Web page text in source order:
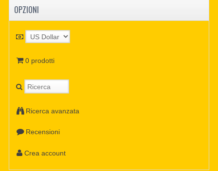
OPZIONI
0 prodotti
Ricerca avanzata
Recensioni
Crea account